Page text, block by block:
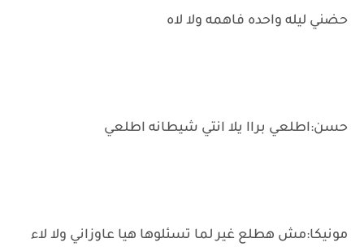
حضني ليله واحده فاهمه ولا لاه
حسن:اطلعي براا يلا انتي شيطانه اطلعي
مونيكا:مش هطلع غير لما تسئلوها هيا عاوزاني ولا لاء